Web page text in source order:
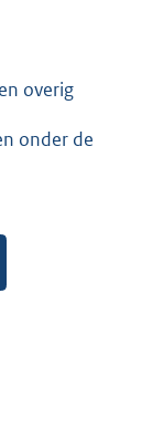
overig
onder de